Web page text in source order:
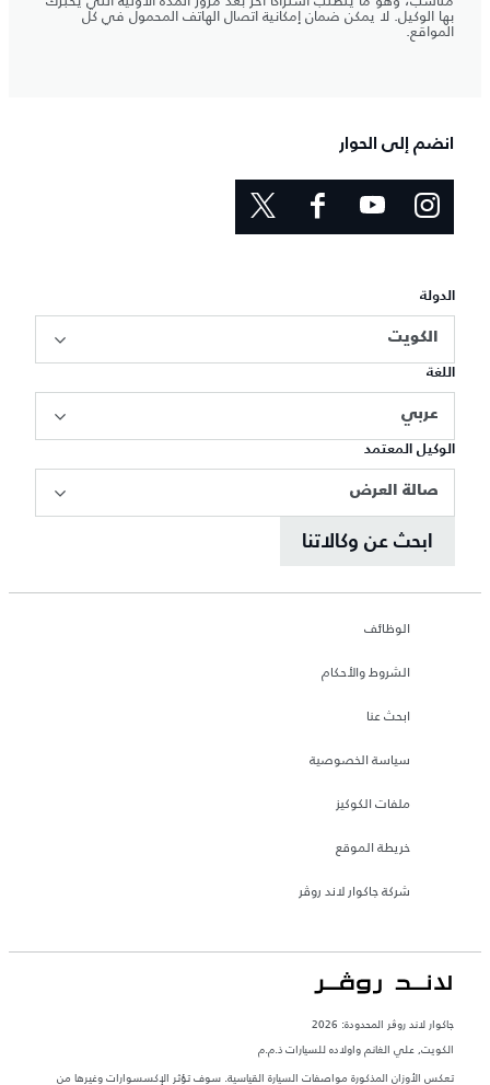
بها الوكيل. لا يمكن ضمان إمكانية اتصال الهاتف المحمول في كل
المواقع.
انضم إلى الحوار
الدولة
الكويت
اللغة
عربي
الوكيل المعتمد
صالة العرض
ابحث عن وكالاتنا
الوظائف
الشروط والأحكام
ابحث عنا
سياسة الخصوصية
ملفات الكوكيز
خريطة الموقع
شركة جاكوار لاند روڤر
جاكوار لاند روڨر المحدودة: 2026
الكويت, علي الغانم واولاده للسيارات ذ.م.م
تعكس الأوزان المذكورة مواصفات السيارة القياسية. سوف تؤثر الإكسسوارات وغيرها من